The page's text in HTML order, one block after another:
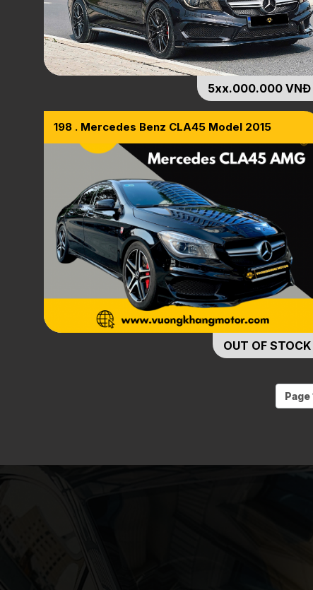
5xx.000.000 VNĐ
198 . Mercedes Benz CLA45 Model 2015
OUT OF STOCK
Page